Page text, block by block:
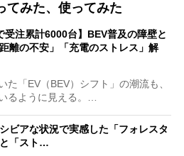
てみた、使ってみた
受注累計6000台】BEV普及の障壁と
離の不安」「充電のストレス」解
「EV（BEV）シフト」の潮流も、
るように見える。…
ビアな状況で実感した「フォレスタ
「スト…